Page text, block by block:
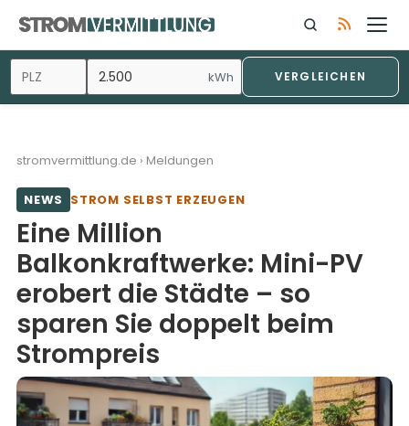
Inhalt
springen
kWh VERGLEICHEN
stromvermittlung.de › Meldungen
NEWS STROM SELBST ERZEUGEN
Eine Million
Balkonkraftwerke: Mini-PV
erobert die Städte – so
sparen Sie doppelt beim
Strompreis